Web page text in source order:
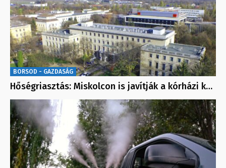
BORSOD - GAZDASÁG
Hőségriasztás: Miskolcon is javítják a kórházi k…